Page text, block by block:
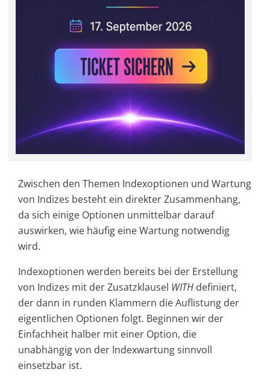
Zwischen den Themen Indexoptionen und Wartung
von Indizes besteht ein direkter Zusammenhang,
da sich einige Optionen unmittelbar darauf
auswirken, wie häufig eine Wartung notwendig
wird.
Indexoptionen werden bereits bei der Erstellung
von Indizes mit der Zusatzklausel WITH definiert,
der dann in runden Klammern die Auflistung der
eigentlichen Optionen folgt. Beginnen wir der
Einfachheit halber mit einer Option, die
unabhängig von der Indexwartung sinnvoll
einsetzbar ist.